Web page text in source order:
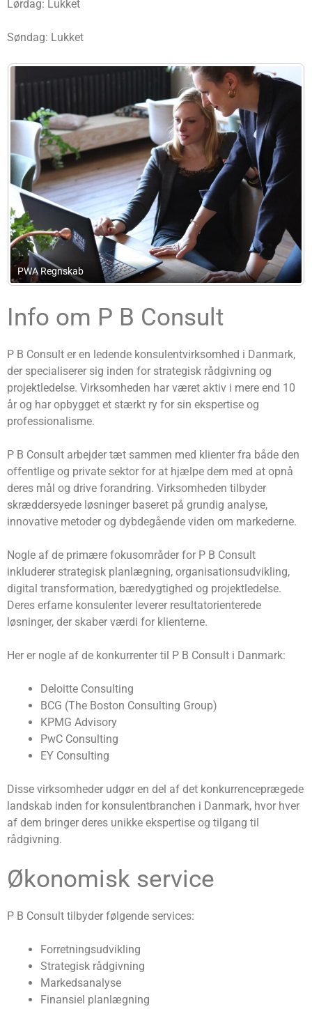
Lørdag: Lukket
Søndag: Lukket
Advokatfirmaet Kjellegaard Jensen
Info om P B Consult
P B Consult er en ledende konsulentvirksomhed i Danmark,
der specialiserer sig inden for strategisk rådgivning og
projektledelse. Virksomheden har været aktiv i mere end 10
år og har opbygget et stærkt ry for sin ekspertise og
professionalisme.
P B Consult arbejder tæt sammen med klienter fra både den
offentlige og private sektor for at hjælpe dem med at opnå
deres mål og drive forandring. Virksomheden tilbyder
skræddersyede løsninger baseret på grundig analyse,
innovative metoder og dybdegående viden om markederne.
Nogle af de primære fokusområder for P B Consult
inkluderer strategisk planlægning, organisationsudvikling,
digital transformation, bæredygtighed og projektledelse.
Deres erfarne konsulenter leverer resultatorienterede
løsninger, der skaber værdi for klienterne.
Her er nogle af de konkurrenter til P B Consult i Danmark:
Deloitte Consulting
BCG (The Boston Consulting Group)
KPMG Advisory
PwC Consulting
EY Consulting
Disse virksomheder udgør en del af det konkurrenceprægede
landskab inden for konsulentbranchen i Danmark, hvor hver
af dem bringer deres unikke ekspertise og tilgang til
rådgivning.
Økonomisk service
P B Consult tilbyder følgende services:
Forretningsudvikling
Strategisk rådgivning
Markedsanalyse
Finansiel planlægning